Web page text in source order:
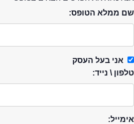
שם ממלא הטופס:
אני בעל העסק
טלפון \ נייד:
אימייל: